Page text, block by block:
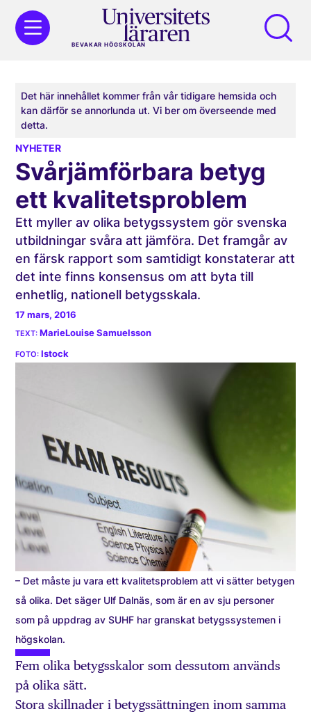
BEVAKAR HÖGSKOLAN
Det här innehållet kommer från vår tidigare hemsida och
kan därför se annorlunda ut. Vi ber om överseende med
detta.
NYHETER
Svårjämförbara betyg
ett kvalitetsproblem
Ett myller av olika betygssystem gör svenska
utbildningar svåra att jämföra. Det framgår av
en färsk rapport som samtidigt konstaterar att
det inte finns konsensus om att byta till
enhetlig, nationell betygsskala.
17 mars, 2016
MarieLouise Samuelsson
Istock
– Det måste ju vara ett kvalitetsproblem att vi sätter betygen
så olika. Det säger Ulf Dalnäs, som är en av sju personer
som på uppdrag av SUHF har granskat betygssystemen i
högskolan.
Fem olika betygsskalor som dessutom används
på olika sätt.
Stora skillnader i betygssättningen inom samma